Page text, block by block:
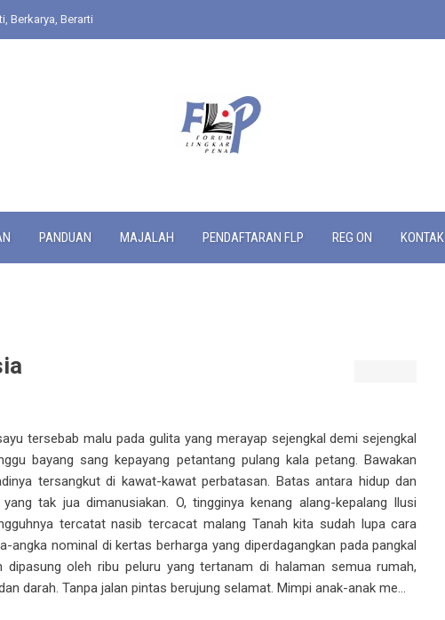
Berkarya, Berarti
PANDUAN MAJALAH PENDAFTARAN FLP REG ON KONTAK
tersebab malu pada gulita yang merayap sejengkal demi sejengkal
bayang sang kepayang petantang pulang kala petang. Bawakan
tersangkut di kawat-kawat perbatasan. Batas antara hidup dan
tak jua dimanusiakan. O, tingginya kenang alang-kepalang Ilusi
tercatat nasib tercacat malang Tanah kita sudah lupa cara
angka nominal di kertas berharga yang diperdagangkan pada pangkal
dipasung oleh ribu peluru yang tertanam di halaman semua rumah,
darah. Tanpa jalan pintas berujung selamat. Mimpi anak-anak me...